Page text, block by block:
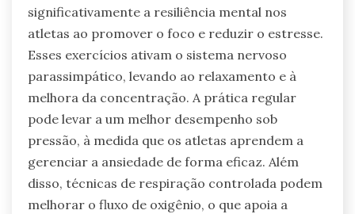
significativamente a resiliência mental nos
atletas ao promover o foco e reduzir o estresse.
Esses exercícios ativam o sistema nervoso
parassimpático, levando ao relaxamento e à
melhora da concentração. A prática regular
pode levar a um melhor desempenho sob
pressão, à medida que os atletas aprendem a
gerenciar a ansiedade de forma eficaz. Além
disso, técnicas de respiração controlada podem
melhorar o fluxo de oxigênio, o que apoia a